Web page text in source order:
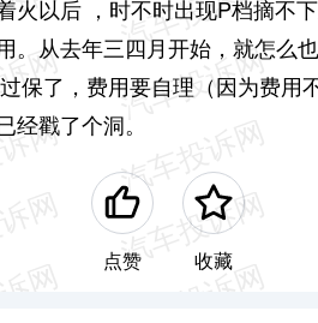
火以后 ，时不时出现P档摘不
。从去年三四月开始，就怎么
保了，费用要自理（因为费用
戳了个洞。
点赞 收藏